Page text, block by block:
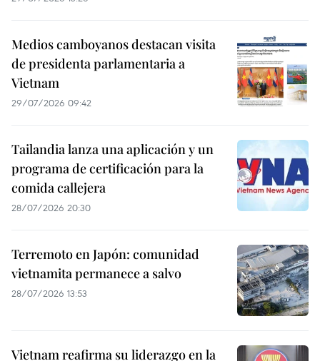
Medios camboyanos destacan visita
de presidenta parlamentaria a
Vietnam
29/07/2026 09:42
Tailandia lanza una aplicación y un
programa de certificación para la
comida callejera
28/07/2026 20:30
Terremoto en Japón: comunidad
vietnamita permanece a salvo
28/07/2026 13:53
Vietnam reafirma su liderazgo en la